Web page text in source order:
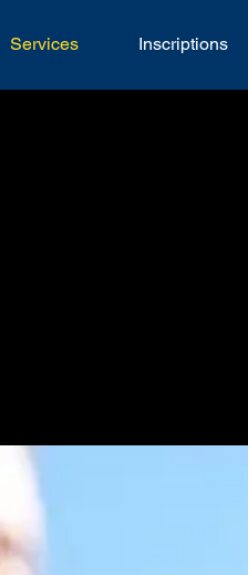
Services Inscriptions